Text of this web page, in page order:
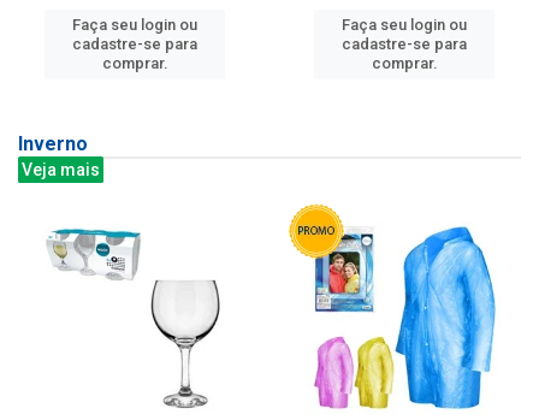
Faça seu login ou
cadastre-se para
comprar.
Faça seu login ou
cadastre-se para
comprar.
Inverno
Veja mais